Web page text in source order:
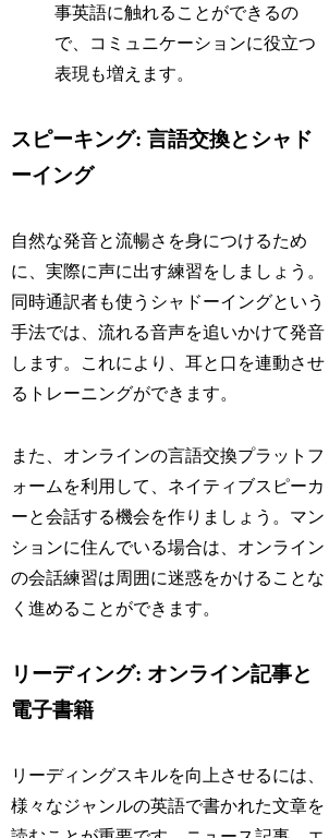
事英語に触れることができるの
で、コミュニケーションに役立つ
表現も増えます。
スピーキング: 言語交換とシャド
ーイング
自然な発音と流暢さを身につけるため
に、実際に声に出す練習をしましょう。
同時通訳者も使うシャドーイングという
手法では、流れる音声を追いかけて発音
します。これにより、耳と口を連動させ
るトレーニングができます。
また、オンラインの言語交換プラットフ
ォームを利用して、ネイティブスピーカ
ーと会話する機会を作りましょう。マン
ションに住んでいる場合は、オンライン
の会話練習は周囲に迷惑をかけることな
く進めることができます。
リーディング: オンライン記事と
電子書籍
リーディングスキルを向上させるには、
様々なジャンルの英語で書かれた文章を